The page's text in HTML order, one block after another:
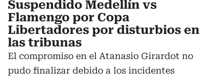
Suspendido Medellín vs
Flamengo por Copa
Libertadores por disturbios en
las tribunas
El compromiso en el Atanasio Girardot no
pudo finalizar debido a los incidentes